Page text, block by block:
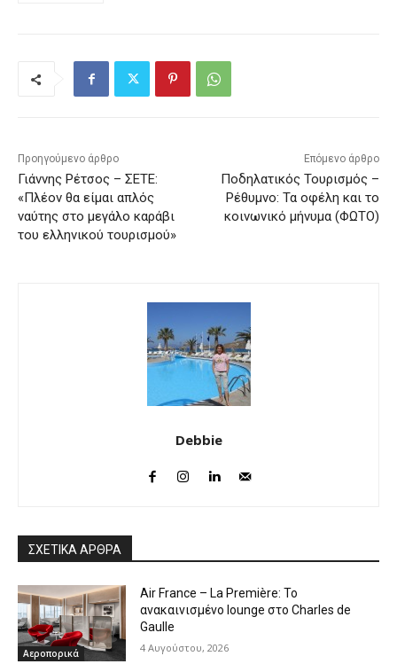
Προηγούμενο άρθρο
Γιάννης Ρέτσος – ΣΕΤΕ:
«Πλέον θα είμαι απλός
ναύτης στο μεγάλο καράβι
του ελληνικού τουρισμού»
Επόμενο άρθρο
Ποδηλατικός Τουρισμός –
Ρέθυμνο: Τα οφέλη και το
κοινωνικό μήνυμα (ΦΩΤΟ)
Debbie
ΣΧΕΤΙΚΑ ΑΡΘΡΑ
Αεροπορικά
Air France – La Première: Το
ανακαινισμένο lounge στο Charles de
Gaulle
4 Αυγούστου, 2026